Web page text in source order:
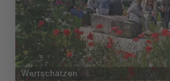
Wertschätzen